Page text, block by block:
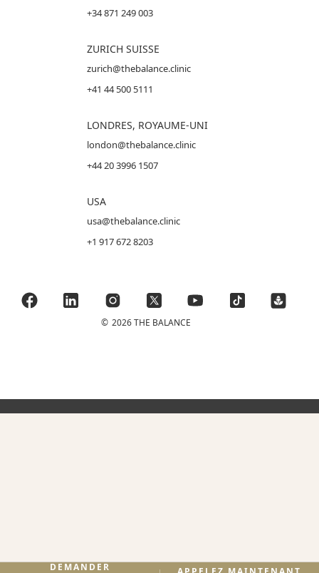
+34 871 249 003
ZURICH SUISSE
zurich@thebalance.clinic
+41 44 500 5111
LONDRES, ROYAUME-UNI
london@thebalance.clinic
+44 20 3996 1507
USA
usa@thebalance.clinic
+1 917 672 8203
© 2026 THE BALANCE
DEMANDER